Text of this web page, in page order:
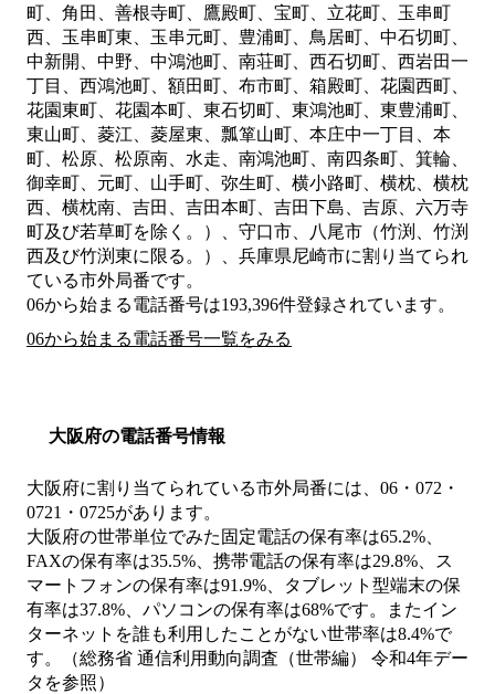
町、角田、善根寺町、鷹殿町、宝町、立花町、玉串町
西、玉串町東、玉串元町、豊浦町、鳥居町、中石切町、
中新開、中野、中鴻池町、南荘町、西石切町、西岩田一
丁目、西鴻池町、額田町、布市町、箱殿町、花園西町、
花園東町、花園本町、東石切町、東鴻池町、東豊浦町、
東山町、菱江、菱屋東、瓢箪山町、本庄中一丁目、本
町、松原、松原南、水走、南鴻池町、南四条町、箕輪、
御幸町、元町、山手町、弥生町、横小路町、横枕、横枕
西、横枕南、吉田、吉田本町、吉田下島、吉原、六万寺
町及び若草町を除く。）、守口市、八尾市（竹渕、竹渕
西及び竹渕東に限る。）、兵庫県尼崎市に割り当てられ
ている市外局番です。
06から始まる電話番号は193,396件登録されています。
06から始まる電話番号一覧をみる
大阪府の電話番号情報
大阪府に割り当てられている市外局番には、06・072・
0721・0725があります。
大阪府の世帯単位でみた固定電話の保有率は65.2%、
FAXの保有率は35.5%、携帯電話の保有率は29.8%、ス
マートフォンの保有率は91.9%、タブレット型端末の保
有率は37.8%、パソコンの保有率は68%です。またイン
ターネットを誰も利用したことがない世帯率は8.4%で
す。（総務省 通信利用動向調査（世帯編） 令和4年デー
タを参照）